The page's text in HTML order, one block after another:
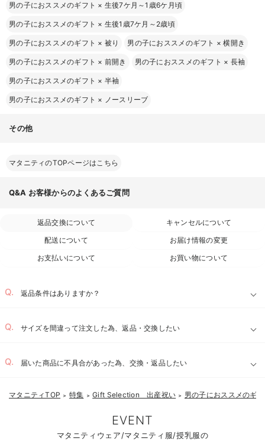
男の子におススメのギフト × 生後7ケ月～1歳6ケ月頃
男の子におススメのギフト × 生後1歳7ケ月～2歳頃
男の子におススメのギフト × 被り 男の子におススメのギフト ×横開き
男の子におススメのギフト × 前開き 男の子におススメのギフト × 長袖
男の子におススメのギフト × 半袖
男の子におススメのギフト × ノースリーブ
その他
マタニティのTOPページはこちら
Q&A お客様からのよくあるご質問
返品交換について
キャンセルについて
配送について
お届け情報の変更
お支払いについて
お買い物について
返品条件はありますか？
サイズを間違って注文した為、返品・交換したい
届いた商品に不具合があった為、交換・返品したい
マタニティTOP ＞ 特集 ＞ Gift Selection 出産祝い ＞ 男の子におススメのギ
EVENT
マタニティウェア/マタニティ服/授乳服の